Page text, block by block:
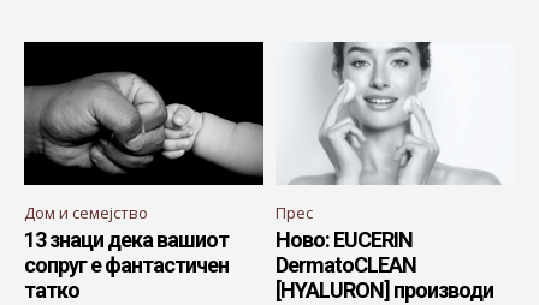
Дом и семејство
13 знаци дека вашиот
сопруг е фантастичен
татко
Прес
Ново: EUCERIN
DermatoCLEAN
[HYALURON] производи